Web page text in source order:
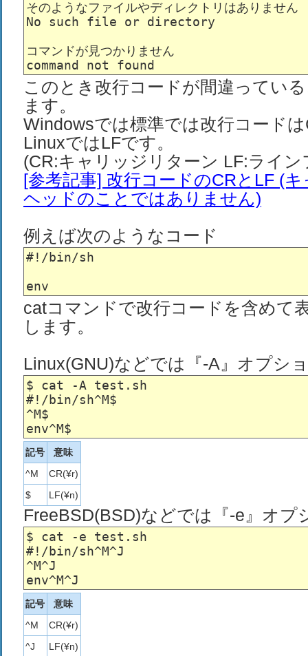
そのようなファイルやディレクトリはありません
No such file or directory
コマンドが見つかりません
このとき改行コードが間違ってい
ます。
Windowsでは標準では改行コード
LinuxではLFです。
(CR:キャリッジリターン LF:ライン
[参考記事] 改行コードのCRとLF (
ヘッドのことではありません)
例えば次のようなコード
#!/bin/sh
catコマンドで改行コードを含めて
します。
Linux(GNU)などでは『-A』オプシ
$ cat -A test.sh
#!/bin/sh^M$
^M$
記号
意味
^M
CR(¥r)
$
LF(¥n)
FreeBSD(BSD)などでは『-e』オプ
$ cat -e test.sh
#!/bin/sh^M^J
^M^J
記号
意味
^M
CR(¥r)
^J
LF(¥n)